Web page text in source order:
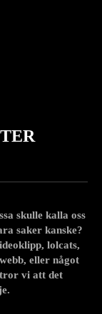
skulle kalla oss
saker kanske?
lolcats,
eller något
tror vi att det